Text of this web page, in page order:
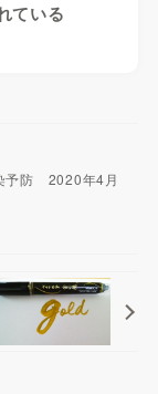
ている
予防 2020年4月